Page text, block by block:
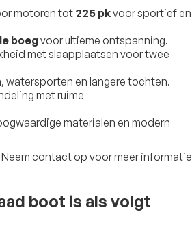
motoren tot 225 pkvoor sportief en
boegvoor ultieme ontspanning.
met slaapplaatsen voor twee
watersporten en langere tochten.
met ruime
materialen en modern
Neem contact op voor meer informatie
boot is als volgt